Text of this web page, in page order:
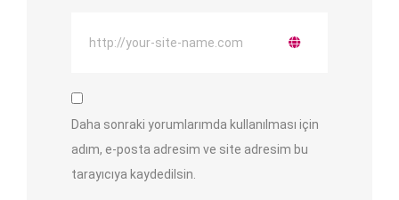
Daha sonraki yorumlarımda kullanılması için
adım, e-posta adresim ve site adresim bu
tarayıcıya kaydedilsin.